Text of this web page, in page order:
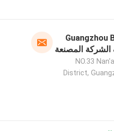
Guangzhou
NO.33
District,